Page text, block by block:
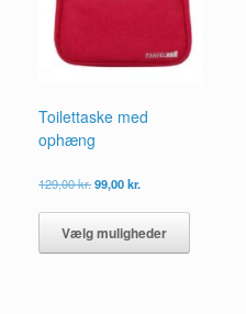
Toilettaske med
ophæng
129,00kr.Den
pris
var:
129,00 kr..
99,00kr.
pris
er:
99,00 kr..
Vælg muligheder
har